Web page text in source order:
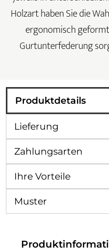
Holzart haben Sie die
ergonomisch
Gurtunterfederung
Produktdetails
Lieferung
Zahlungsarten
Ihre Vorteile
Muster